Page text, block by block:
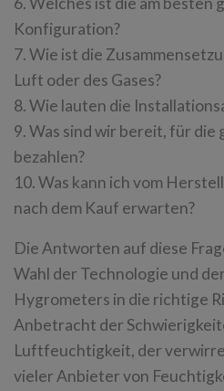
Konfiguration?
7. Wie ist die
Luft oder des Gases?
8. Wie lauten die
9. Was sind wir bereit, für
bezahlen?
10. Was kann ich vom
nach dem Kauf erwarten?
Die Antworten auf diese
Wahl der Technologie und
Hygrometers in die richtige
Anbetracht der
Luftfeuchtigkeit, der
vieler Anbieter von